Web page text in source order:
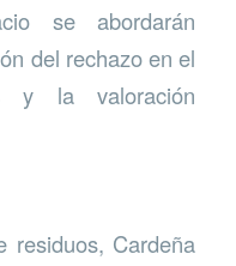
se abordarán
del rechazo en el
y la valoración
residuos, Cardeña